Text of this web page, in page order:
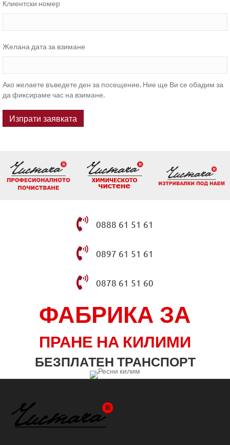
Клиентски номер
Желана дата за взимане
Ако желаете въведете ден за посещение. Ние ще Ви се обадим за
да фиксираме час на взимане.
0888 61 51 61
0897 61 51 61
0878 61 51 60
ФАБРИКА ЗА
ПРАНЕ НА КИЛИМИ
БЕЗПЛАТЕН ТРАНСПОРТ